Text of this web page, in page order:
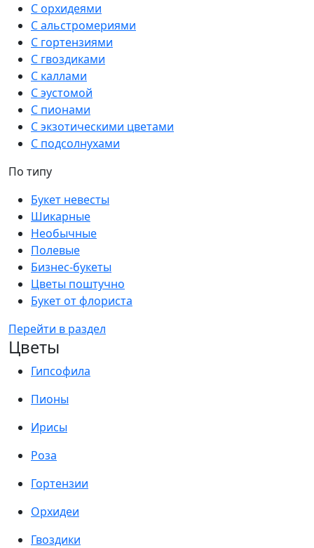
С орхидеями
С альстромериями
С гортензиями
С гвоздиками
С каллами
С эустомой
С пионами
С экзотическими цветами
С подсолнухами
По типу
Букет невесты
Шикарные
Необычные
Полевые
Бизнес-букеты
Цветы поштучно
Букет от флориста
Перейти в раздел
Цветы
Гипсофила
Пионы
Ирисы
Роза
Гортензии
Орхидеи
Гвоздики